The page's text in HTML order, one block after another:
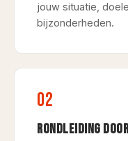
jouw situatie,
bijzonderheden.
02
RONDLEIDING